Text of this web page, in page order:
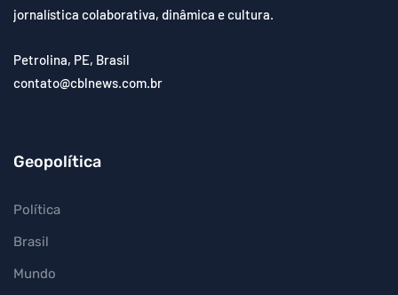
jornalística colaborativa, dinâmica e cultura.
Petrolina, PE, Brasil
contato@cblnews.com.br
Geopolítica
Política
Brasil
Mundo